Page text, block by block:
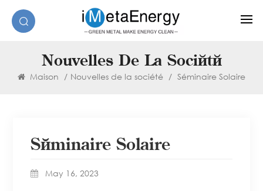
Nouvelles De La Société
Maison / Nouvelles de la société / Séminaire Solaire
Séminaire Solaire
May 16, 2023